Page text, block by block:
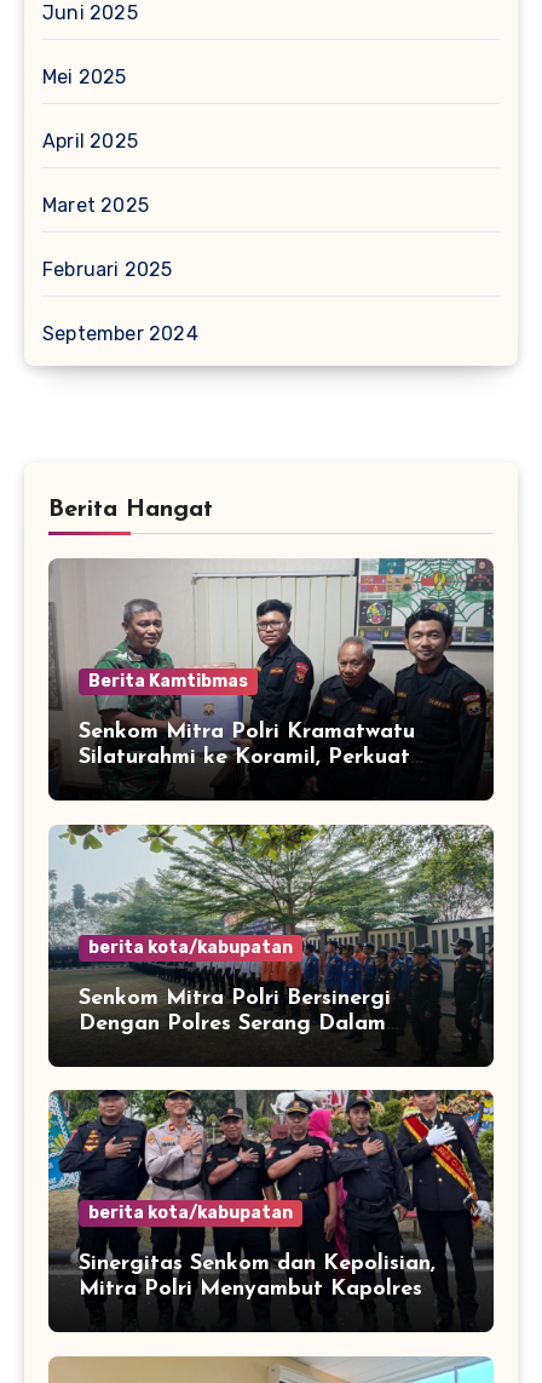
Juni 2025
Mei 2025
April 2025
Maret 2025
Februari 2025
September 2024
Berita Hangat
Berita Kamtibmas
Senkom Mitra Polri Kramatwatu
Silaturahmi ke Koramil, Perkuat
Sinergi Jaga Kamtibmas
berita kota/kabupatan
Senkom Mitra Polri Bersinergi
Dengan Polres Serang Dalam
Rangka Apel Kesiapsiagaan Potensi
Bencana Musim Kemarau
berita kota/kabupatan
Sinergitas Senkom dan Kepolisian,
Mitra Polri Menyambut Kapolres
Kota Cilegon Yang Baru